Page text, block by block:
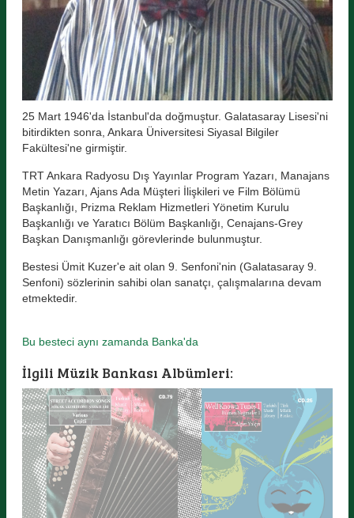
25 Mart 1946'da İstanbul'da doğmuştur. Galatasaray Lisesi'ni
bitirdikten sonra, Ankara Üniversitesi Siyasal Bilgiler
Fakültesi'ne girmiştir.
TRT Ankara Radyosu Dış Yayınlar Program Yazarı, Manajans
Metin Yazarı, Ajans Ada Müşteri İlişkileri ve Film Bölümü
Başkanlığı, Prizma Reklam Hizmetleri Yönetim Kurulu
Başkanlığı ve Yaratıcı Bölüm Başkanlığı, Cenajans-Grey
Başkan Danışmanlığı görevlerinde bulunmuştur.
Bestesi Ümit Kuzer'e ait olan 9. Senfoni'nin (Galatasaray 9.
Senfoni) sözlerinin sahibi olan sanatçı, çalışmalarına devam
etmektedir.
Bu besteci aynı zamanda Banka'da
İlgili Müzik Bankası Albümleri: